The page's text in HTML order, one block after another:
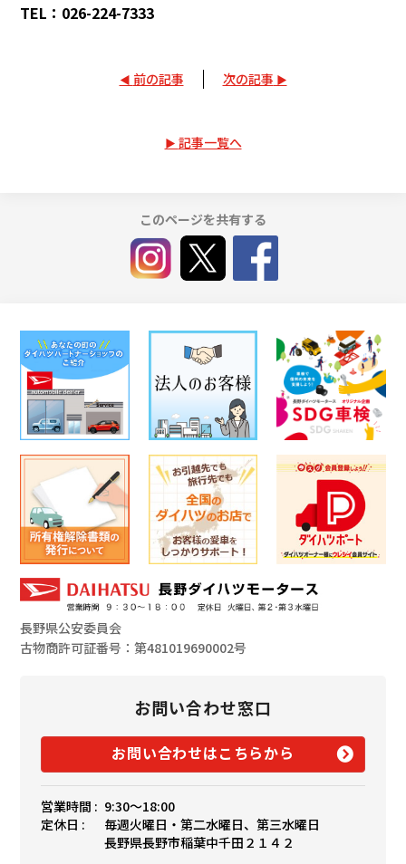
TEL：026-224-7333
前の記事 次の記事
記事一覧へ
このページを共有する
長野県公安委員会
古物商許可証番号：第481019690002号
お問い合わせ窓口
お問い合わせはこちらから
営業時間 : 9:30〜18:00
定休日 :
毎週火曜日・第二水曜日、第三水曜日
長野県長野市稲葉中千田２１４２